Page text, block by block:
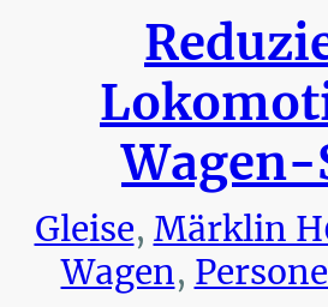
Wagen-
Gleise, Märklin
Wagen,